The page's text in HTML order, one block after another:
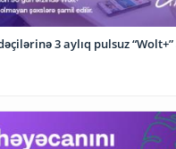
3 aylıq pulsuz